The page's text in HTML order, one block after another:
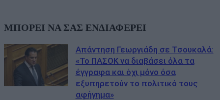
ΜΠΟΡΕΙ ΝΑ ΣΑΣ ΕΝΔΙΑΦΕΡΕΙ
Απάντηση Γεωργιάδη σε Τσουκαλά:
«Το ΠΑΣΟΚ να διαβάσει όλα τα
έγγραφα και όχι μόνο όσα
εξυπηρετούν το πολιτικό τους
αφήγημα»